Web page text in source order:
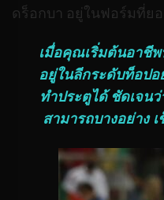
ดร็อกบา อยู่ในฟอร์มที่ย
เมื่อคุณเริ่มต้นอาชี
อยู่ในลีกระดับท็อปอ
ทำประตูได้ ชัดเจน
สามารถบางอย่าง